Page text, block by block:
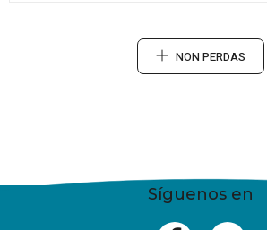
NON PERDAS
Síguenos en